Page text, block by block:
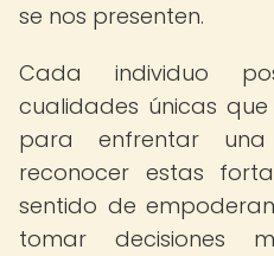
se nos presenten.
Cada individuo
cualidades únicas
para enfrentar
reconocer estas
sentido de
tomar decisiones